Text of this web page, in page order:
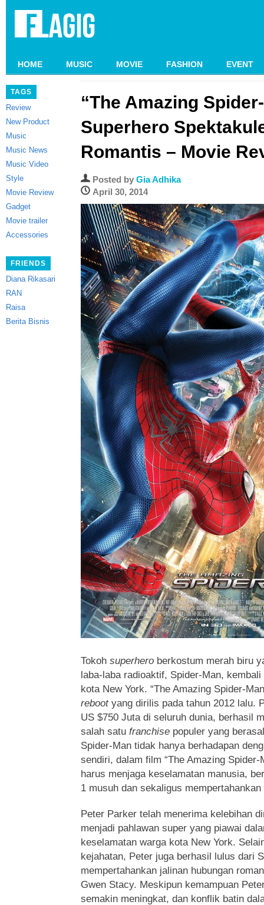
HOME MUSIC MOVIE FASHION EVENT
TAGS
Review
New Product
Music
Music News
Music Video
Style
Movie Review
Gadget
Movie trailer
Accessories
FRIENDS
Diana Rikasari
RAN
Raisa
Berita Bisnis
“The Amazing
Superhero
Romantis – Movie
Posted by Gia Adhika
April 30, 2014
Tokoh superhero berkostum merah biru
laba-laba radioaktif, Spider-Man,
kota New York. “The Amazing Spider-
reboot yang dirilis pada tahun 2012 lalu.
US $750 Juta di seluruh dunia, berhasil
salah satu franchise populer yang
Spider-Man tidak hanya berhadapan
sendiri, dalam film “The Amazing Spider-
harus menjaga keselamatan manusia,
1 musuh dan sekaligus
Peter Parker telah menerima kelebihan
menjadi pahlawan super yang piawai
keselamatan warga kota New York.
kejahatan, Peter juga berhasil lulus dari
mempertahankan jalinan hubungan
Gwen Stacy. Meskipun kemampuan
semakin meningkat, dan konflik batin